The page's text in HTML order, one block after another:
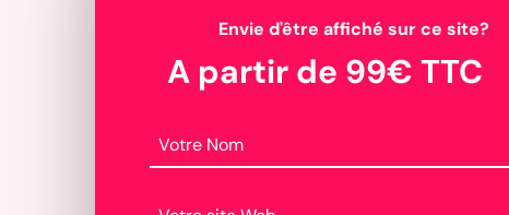
Envie d'être affiché sur ce site?
A partir de 99€ TTC